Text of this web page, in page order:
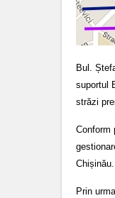
Bul.
suportul
străzi
Conform
Chișinău.
Prin